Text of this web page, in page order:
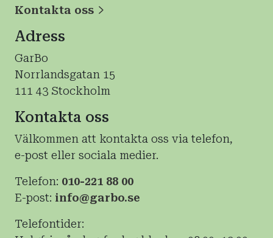
Kontakta oss
Adress
GarBo
Norrlandsgatan 15
111 43 Stockholm
Kontakta oss
Välkommen att kontakta oss via telefon,
e-post eller sociala medier.
Telefon: 010-221 88 00
E-post: info@garbo.se
Telefontider: